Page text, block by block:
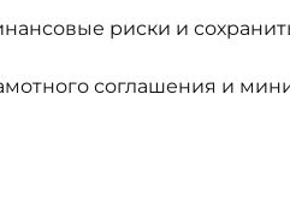
риски и
соглашения и